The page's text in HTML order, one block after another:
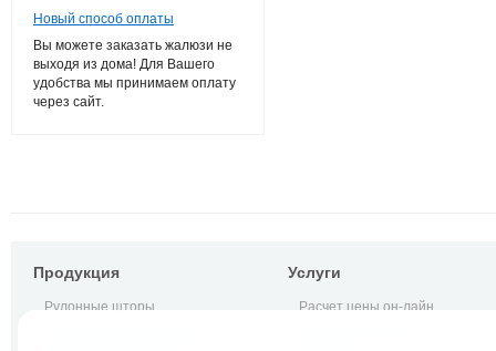
Новый способ оплаты
Вы можете заказать жалюзи не
выходя из дома! Для Вашего
удобства мы принимаем оплату
через сайт.
Продукция
Рулонные шторы
Услуги
Расчет цены он-лайн